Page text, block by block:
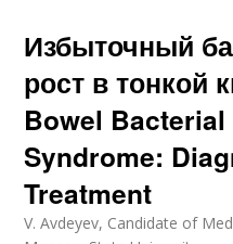
Избыточный
рост в тонкой
Bowel
Syndrome:
Treatment
V. Avdeyev, Candidate of